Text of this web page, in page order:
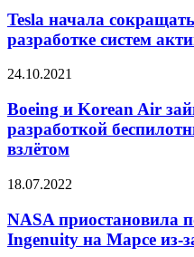
сокращать
специалистов,
занятых
разработке
активной
помощи
водителю
Tesla начала
разработке систем
Boeing
Korean
Air
займутся
совместной
беспилотника
вертикальным
взлётом
24.10.2021
Boeing и Korean Air
разработкой
взлётом
NASA
полёты
вертолёта
Ingenuity
18.07.2022
NASA приостановила
Ingenuity на Марсе из-